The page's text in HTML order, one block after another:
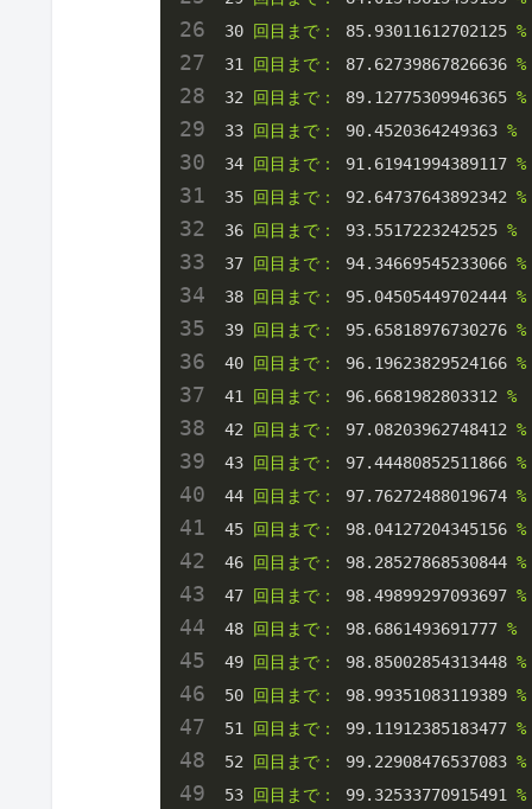
30
回目まで： 85.93011612702125 %
31
回目まで： 87.62739867826636 %
32
回目まで： 89.12775309946365 %
33
回目まで： 90.4520364249363 %
34
回目まで： 91.61941994389117 %
35
回目まで： 92.64737643892342 %
36
回目まで： 93.5517223242525 %
37
回目まで： 94.34669545233066 %
38
回目まで： 95.04505449702444 %
39
回目まで： 95.65818976730276 %
40
回目まで： 96.19623829524166 %
41
回目まで： 96.6681982803312 %
42
回目まで： 97.08203962748412 %
43
回目まで： 97.44480852511866 %
44
回目まで： 97.76272488019674 %
45
回目まで： 98.04127204345156 %
46
回目まで： 98.28527868530844 %
47
回目まで： 98.49899297093697 %
48
回目まで： 98.6861493691777 %
49
回目まで： 98.85002854313448 %
50
回目まで： 98.99351083119389 %
51
回目まで： 99.11912385183477 %
52
回目まで： 99.22908476537083 %
53
回目まで： 99.32533770915491 %